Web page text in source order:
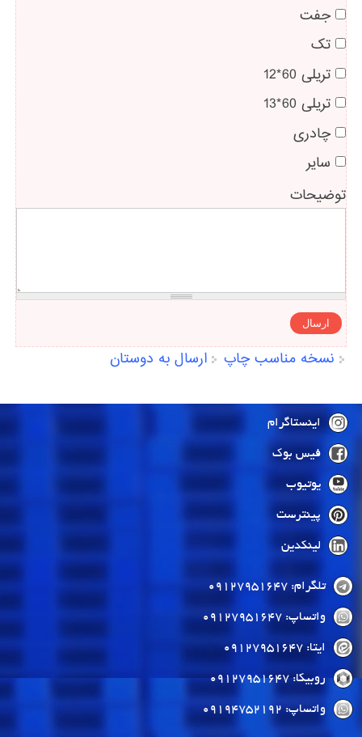
جفت
تک
تریلی 60*12
تریلی 60*13
چادری
سایر
توضیحات
نسخه مناسب چاپ ارسال به دوستان
اینستاگرام
فیس بوک
یوتیوب
پینترست
لینکدین
تلگرام: 09127951647
واتساپ: 09127951647
ایتا: 09127951647
روبیکا: 09127951647
واتساپ: 09194752192